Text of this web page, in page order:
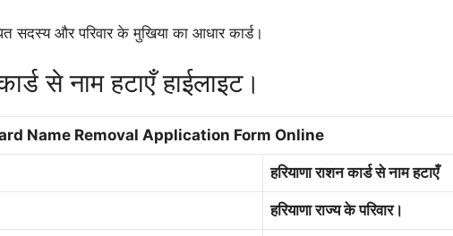
सदस्य और परिवार के मुखिया का आधार कार्ड।
से नाम हटाएँ हाईलाइट।
Name Removal Application Form Online
हरियाणा राशन कार्ड से नाम हटाएँ
हरियाणा राज्य के परिवार।